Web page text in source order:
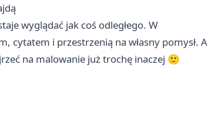
wyglądać jak coś odległego. W
cytatem i przestrzenią na własny pomysł. A
na malowanie już trochę inaczej 🙂